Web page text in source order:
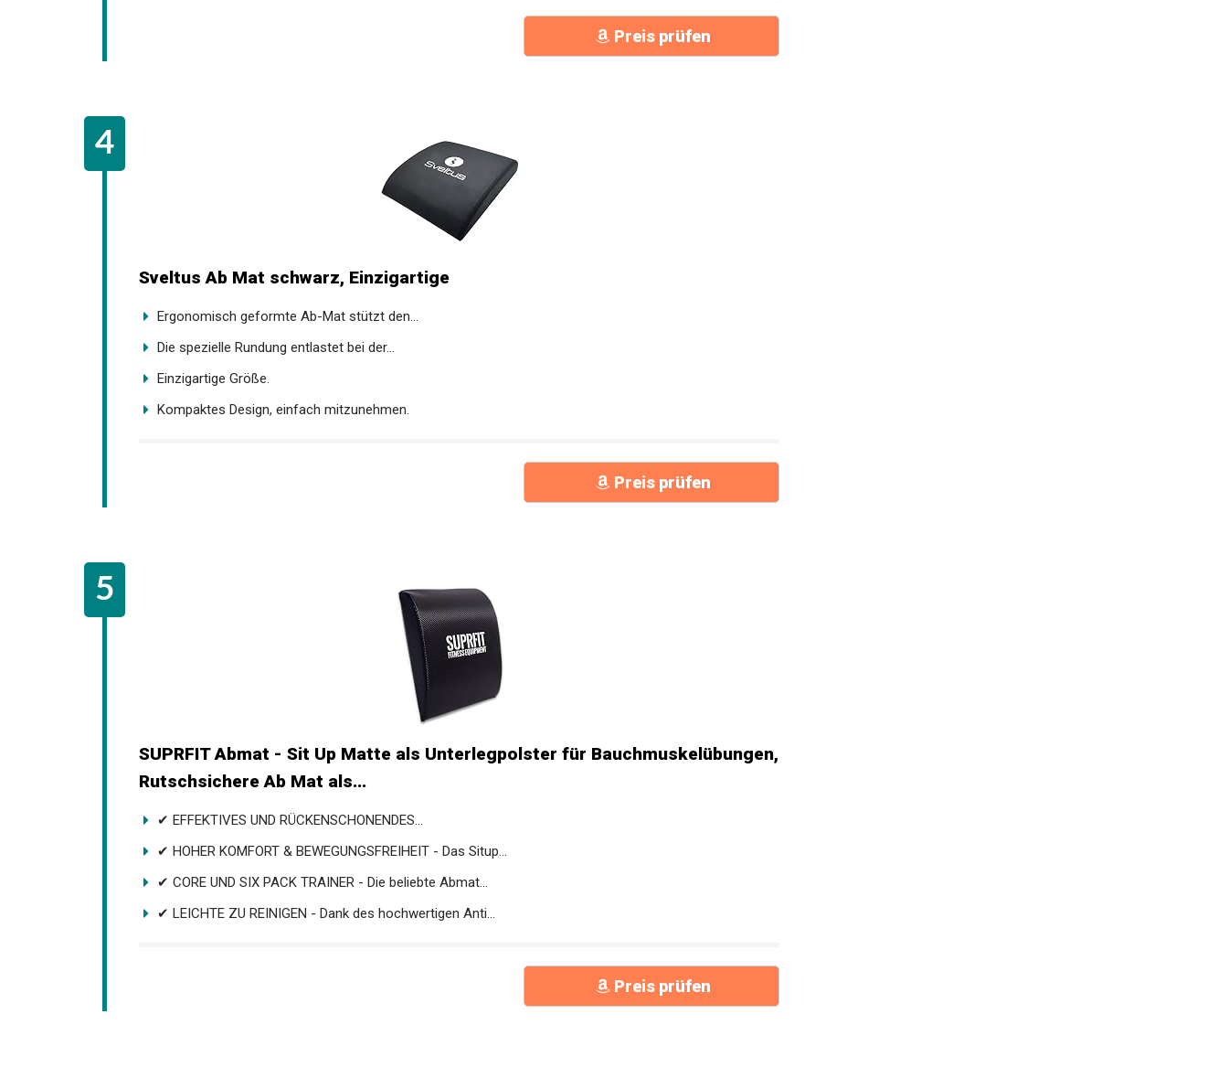
Preis prüfen
Sveltus Ab Mat schwarz, Einzigartige
Ergonomisch geformte Ab-Mat stützt den...
Die spezielle Rundung entlastet bei der...
Einzigartige Größe.
Kompaktes Design, einfach mitzunehmen.
Preis prüfen
SUPRFIT Abmat - Sit Up Matte als Unterlegpolster für
Bauchmuskelübungen, Rutschsichere Ab Mat als...
✔ EFFEKTIVES UND RÜCKENSCHONENDES...
✔ HOHER KOMFORT & BEWEGUNGSFREIHEIT - Das Situp...
✔ CORE UND SIX PACK TRAINER - Die beliebte Abmat...
✔ LEICHTE ZU REINIGEN - Dank des hochwertigen Anti...
Preis prüfen